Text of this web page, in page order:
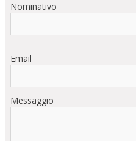
Nominativo
Email
Messaggio